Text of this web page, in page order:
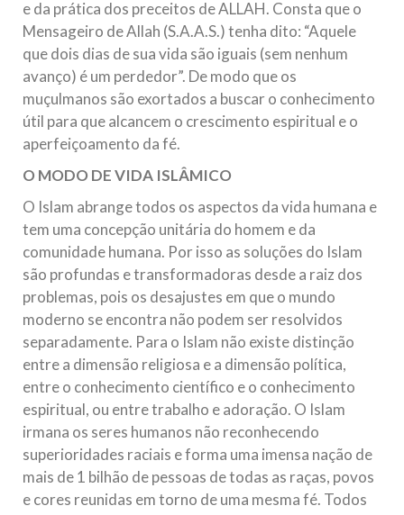
e da prática dos preceitos de ALLAH. Consta que o
Mensageiro de Allah (S.A.A.S.) tenha dito: “Aquele
que dois dias de sua vida são iguais (sem nenhum
avanço) é um perdedor”. De modo que os
muçulmanos são exortados a buscar o conhecimento
útil para que alcancem o crescimento espiritual e o
aperfeiçoamento da fé.
O MODO DE VIDA ISLÂMICO
O Islam abrange todos os aspectos da vida humana e
tem uma concepção unitária do homem e da
comunidade humana. Por isso as soluções do Islam
são profundas e transformadoras desde a raiz dos
problemas, pois os desajustes em que o mundo
moderno se encontra não podem ser resolvidos
separadamente. Para o Islam não existe distinção
entre a dimensão religiosa e a dimensão política,
entre o conhecimento científico e o conhecimento
espiritual, ou entre trabalho e adoração. O Islam
irmana os seres humanos não reconhecendo
superioridades raciais e forma uma imensa nação de
mais de 1 bilhão de pessoas de todas as raças, povos
e cores reunidas em torno de uma mesma fé. Todos